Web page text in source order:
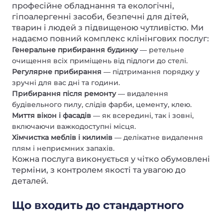
професійне обладнання та екологічні,
гіпоалергенні засоби, безпечні для дітей,
тварин і людей з підвищеною чутливістю. Ми
надаємо повний комплекс клінінгових послуг:
Генеральне прибирання будинку— ретельне
очищення всіх приміщень від підлоги до стелі.
Регулярне прибирання — підтримання порядку у
зручні для вас дні та години.
Прибирання після ремонту— видалення
будівельного пилу, слідів фарби, цементу, клею.
Миття вікон і фасадів — як всередині, так і зовні,
включаючи важкодоступні місця.
Хімчистка меблів і килимів — делікатне видалення
плям і неприємних запахів.
Кожна послуга виконується у чітко обумовлені
терміни, з контролем якості та увагою до
деталей.
Що входить до стандартного